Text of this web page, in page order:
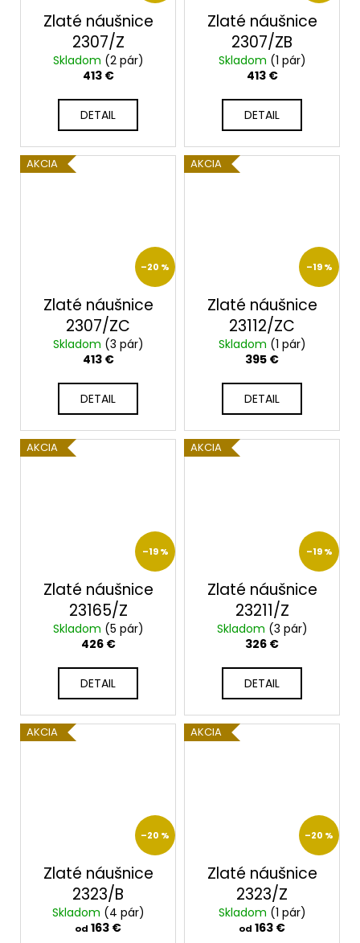
Zlaté náušnice
2307/Z
Skladom (2 pár)
413 €
DETAIL
Zlaté náušnice
2307/ZB
Skladom (1 pár)
413 €
DETAIL
AKCIA
–20 %
Zlaté náušnice
2307/ZC
Skladom (3 pár)
413 €
DETAIL
AKCIA
–19 %
Zlaté náušnice
23112/ZC
Skladom (1 pár)
395 €
DETAIL
AKCIA
–19 %
Zlaté náušnice
23165/Z
Skladom (5 pár)
426 €
DETAIL
AKCIA
–19 %
Zlaté náušnice
23211/Z
Skladom (3 pár)
326 €
DETAIL
AKCIA
–20 %
Zlaté náušnice
2323/B
Skladom (4 pár)
od 163 €
AKCIA
–20 %
Zlaté náušnice
2323/Z
Skladom (1 pár)
od 163 €